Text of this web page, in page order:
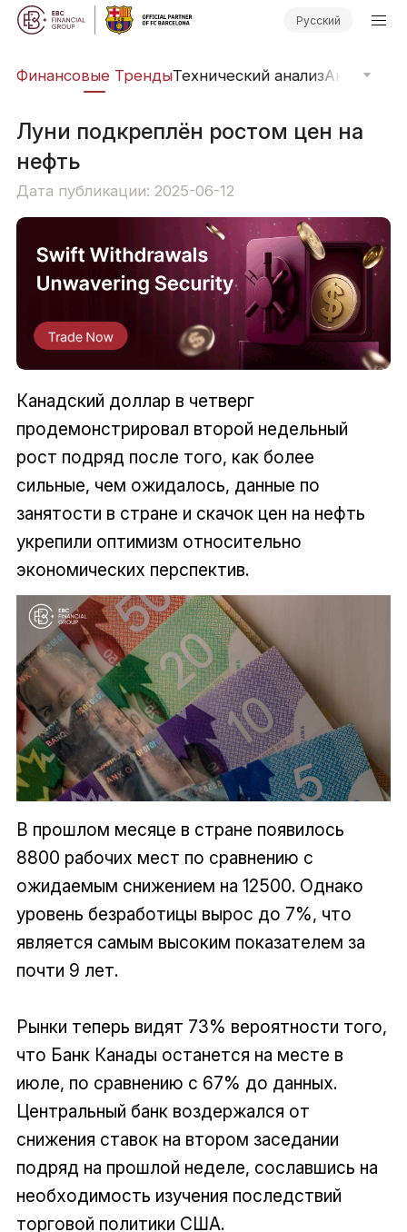
Русский
Финансовые ТрендыТехнический анализАнализ
​Луни подкреплён ростом цен на
нефть
Дата публикации: 2025-06-12
Канадский доллар в четверг
продемонстрировал второй недельный
рост подряд после того, как более
сильные, чем ожидалось, данные по
занятости в стране и скачок цен на нефть
укрепили оптимизм относительно
экономических перспектив.
В прошлом месяце в стране появилось
8800 рабочих мест по сравнению с
ожидаемым снижением на 12500. Однако
уровень безработицы вырос до 7%, что
является самым высоким показателем за
почти 9 лет.
Рынки теперь видят 73% вероятности того,
что Банк Канады останется на месте в
июле, по сравнению с 67% до данных.
Центральный банк воздержался от
снижения ставок на втором заседании
подряд на прошлой неделе, сославшись на
необходимость изучения последствий
торговой политики США.